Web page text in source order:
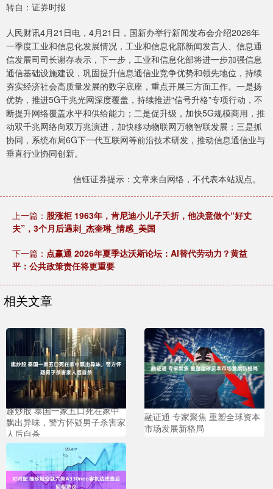
转自：证券时报
人民财讯4月21日电，4月21日，国新办举行新闻发布会介绍2026年
一季度工业和信息化发展情况，工业和信息化部新闻发言人、信息通
信发展司司长谢存表示，下一步，工业和信息化部将进一步加强信息
通信基础设施建设，巩固提升信息通信业竞争优势和领先地位，持续
夯实经济社会高质量发展的数字底座，重点开展三方面工作。一是扬
优势，推进5G千兆光网深度覆盖，持续推进“信号升格”专项行动，不
断提升网络覆盖水平和供给能力；二是促升级，加快5G规模商用，推
动双千兆网络向双万兆演进，加快移动物联网万物智联发展；三是抓
协同，系统布局6G下一代互联网等前沿技术研发，推动信息通信业与
垂直行业协同创新。
信钰证券提示：文章来自网络，不代表本站观点。
上一篇： 股涨柜 1963年，肯尼迪小儿子夭折，他决意做个“好丈
夫”，3个月后遇刺_杰奎琳_情感_美国
下一篇： 点赢通 2026年夏季达沃斯论坛：AI替代劳动力？黄益
平：公共政策责任将更重要
相关文章
趣炒股 泰国一家五口死在家中
飘出异味，警方怀疑男子杀害家
人后自杀
融证通 专家聚焦 重塑全球资本
市场发展新格局